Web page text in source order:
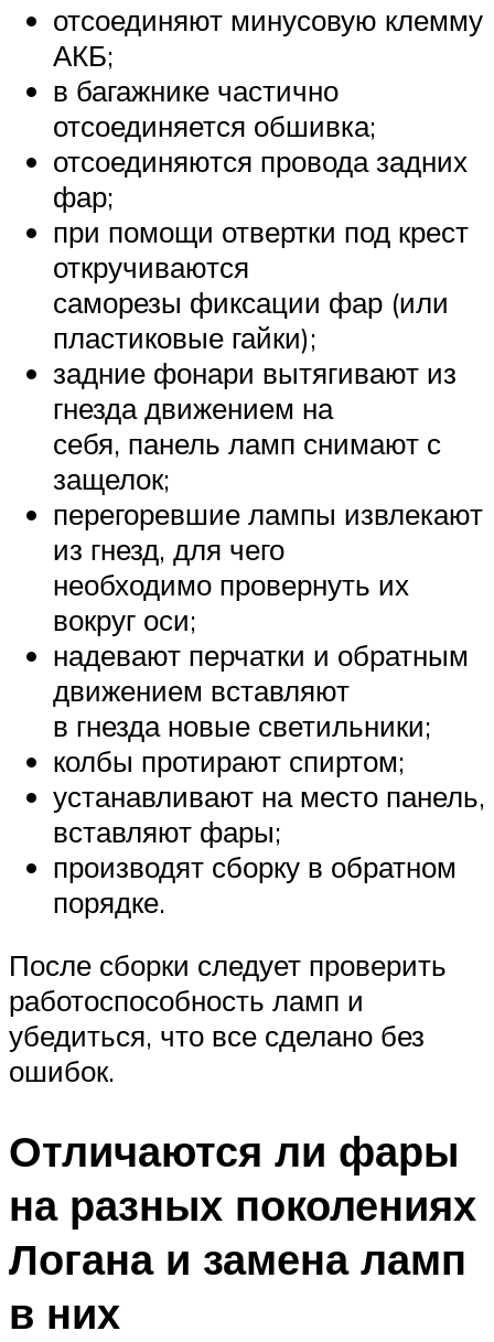
отсоединяют минусовую клемму
АКБ;
в багажнике частично
отсоединяется обшивка;
отсоединяются провода задних
фар;
при помощи отвертки под крест
откручиваются
саморезы фиксации фар (или
пластиковые гайки);
задние фонари вытягивают из
гнезда движением на
себя, панель ламп снимают с
защелок;
перегоревшие лампы извлекают
из гнезд, для чего
необходимо провернуть их
вокруг оси;
надевают перчатки и обратным
движением вставляют
в гнезда новые светильники;
колбы протирают спиртом;
устанавливают на место панель,
вставляют фары;
производят сборку в обратном
порядке.
После сборки следует проверить
работоспособность ламп и
убедиться, что все сделано без
ошибок.
Отличаются ли фары
на разных поколениях
Логана и замена ламп
в них